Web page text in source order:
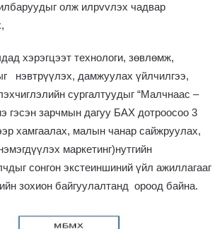
олж илрvvлэх чадвар
хэрэгцээт технологи, зөвлөмж,
нэвтрүүлэх, дамжуулах үйлчилгээ,
сургалтуудыг “Малчнаас –
гэсэн зарчмын дагуу БАХ дотроосоо 3
хамгаалах, малын чанар сайжруулах,
маркетинг)нутгийн
сонгон экстеиншиний үйл ажиллагааг
зохион байгуулалтанд ороод байна.